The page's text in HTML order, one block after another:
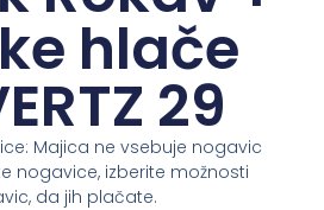
hlače
29
Majica ne vsebuje nogavic
nogavice, izberite možnosti
da jih plačate.